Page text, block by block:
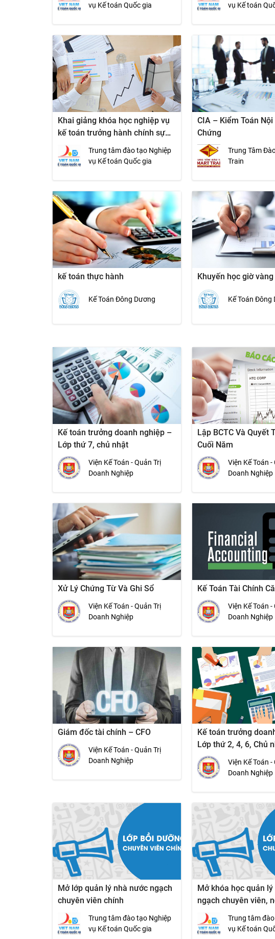
vụ Kế toán Quốc gia
vụ Kế toán
Khai giảng khóa học nghiệp vụ
kế toán trưởng hành chính sự
nghiệp tại HCM
Trung tâm đào tạo Nghiệp
vụ Kế toán Quốc gia
CIA – Kiểm Toán Nội
Chứng
Trung Tâm
Train
kế toán thực hành
Kế Toán Đông Dương
Khuyến học giờ vàng
Kế Toán Đông
Kế toán trưởng doanh nghiệp –
Lớp thứ 7, chủ nhật
Viện Kế Toán - Quản Trị
Doanh Nghiệp
Lập BCTC Và Quyết
Cuối Năm
Viện Kế Toán -
Doanh Nghiệp
Xử Lý Chứng Từ Và Ghi Sổ
Viện Kế Toán - Quản Trị
Doanh Nghiệp
Kế Toán Tài Chính
Viện Kế Toán -
Doanh Nghiệp
Giám đốc tài chính – CFO
Viện Kế Toán - Quản Trị
Doanh Nghiệp
Kế toán trưởng
Lớp thứ 2, 4, 6, Chủ
Viện Kế Toán -
Doanh Nghiệp
Mở lớp quản lý nhà nước ngạch
chuyên viên chính
Trung tâm đào tạo Nghiệp
vụ Kế toán Quốc gia
Mở khóa học quản
ngạch chuyên viên,
chuyên viên chính
Trung tâm
vụ Kế toán